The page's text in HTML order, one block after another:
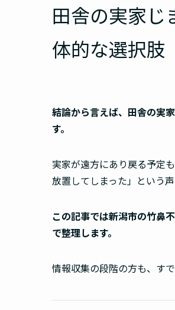
田舎の実家じ
体的な選択肢
結論から言えば、田舎の実
す。
実家が遠方にあり戻る予定
放置してしまった」という
この記事では新潟市の竹鼻
で整理します。
情報収集の段階の方も、す